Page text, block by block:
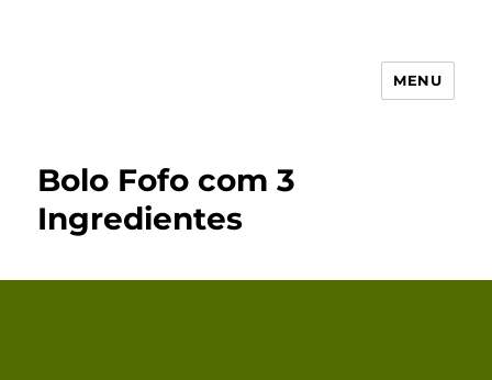
MENU
Bolo Fofo com 3
Ingredientes